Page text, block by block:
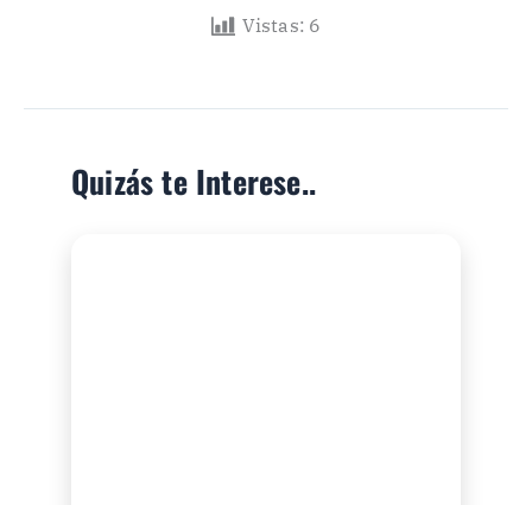
Vistas: 6
Quizás te Interese..